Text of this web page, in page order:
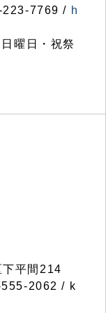
223-7769 / h
曜日・祝祭
平間214
2062 / k